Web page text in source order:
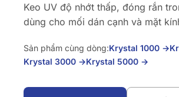
→
DÁN KẾT & ĐÓNG RẮN BÍT KÍN &
→
→
Keo UV độ nhớt thấp, đóng rắn
dùng cho mối dán cạnh và mặt
Sản phẩm cùng dòng:Krystal 1000 →
Krystal 3000 →Krystal 5000 →